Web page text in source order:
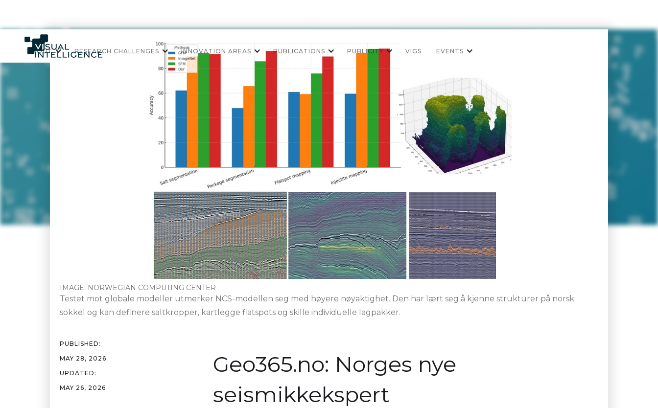
ABOUT RESEARCH CHALLENGES INNOVATION AREAS PUBLICATIONS PUBLICITY VIGS EVENTS
IMAGE: NORWEGIAN COMPUTING CENTER
Testet mot globale modeller utmerker NCS-modellen seg med høyere nøyaktighet. Den har lært seg å kjenne strukturer på norsk
sokkel og kan definere saltkropper, kartlegge flatspots og skille individuelle lagpakker.
PUBLISHED:
MAY 28, 2026
UPDATED:
MAY 26, 2026
Geo365.no: Norges nye
seismikkekspert